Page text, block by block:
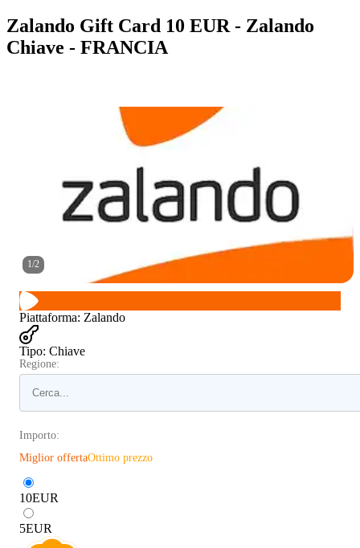
Zalando Gift Card 10 EUR - Zalando
Chiave - FRANCIA
1/2
Piattaforma: Zalando
Tipo: Chiave
Regione:
Importo:
Miglior offertaOttimo prezzo
10EUR
5EUR